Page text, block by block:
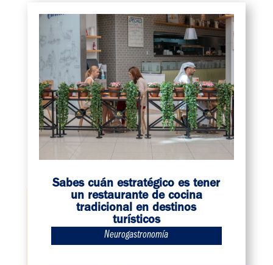
Sabes cuán estratégico es tener
un restaurante de cocina
tradicional en destinos
turísticos
Neurogastronomía